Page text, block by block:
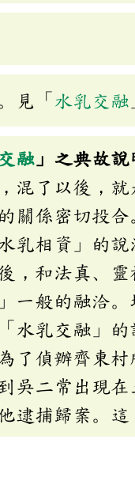
見「 水乳交融
融 」之典故說
混了以後，
關係密切投
乳相資」的
，和法真、
一般的融洽
水乳交融」
了偵辦齊東
吳二常出現
逮捕歸案。